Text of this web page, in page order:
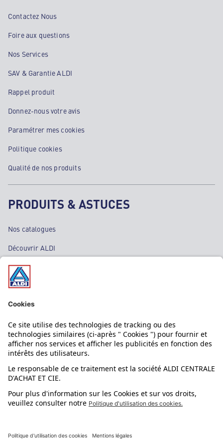
Contactez Nous
Foire aux questions
Nos Services
SAV & Garantie ALDI
Rappel produit
Donnez-nous votre avis
Paramétrer mes cookies
Politique cookies
Qualité de nos produits
PRODUITS & ASTUCES
Nos catalogues
Découvrir ALDI
Nos bons plans
Nos rayons
Nos marques
Nos astuces
Évènements
L'application mobile